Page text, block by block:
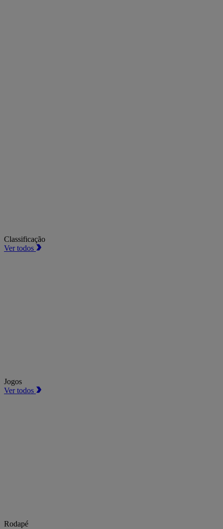
Classificação
Ver todos
Jogos
Ver todos
Rodapé